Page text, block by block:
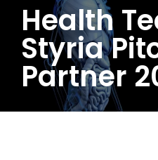
Health
Styria
Partner